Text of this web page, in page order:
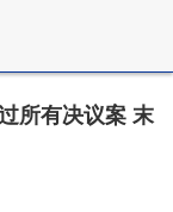
所有决议案 末